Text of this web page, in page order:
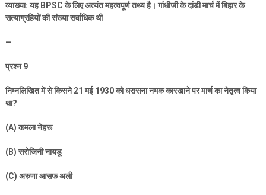
व्याख्या: यह BPSCके लिए अत्यंत महत्वपूर्ण तथ्य है। गांधीजी के दांडी मार्च में बिहार के
सत्याग्रहियों की संख्या सर्वाधिक थी
—
प्रश्न9
निम्नलिखित में से किसने21 मई1930को धरासना नमक कारखाने पर मार्च का नेतृत्व किया
था?
(A)कमला नेहरू
(B)सरोजिनी नायडू
(C) अरुणा आसफ अली